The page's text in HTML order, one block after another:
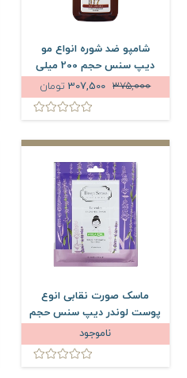
شامپو ضد شوره انواع مو
دیپ سنس حجم 200 میلی
لیتر
375,000 تومان
ماسک صورت نقابی انوع
پوست لوندر دیپ سنس حجم
ناموجود